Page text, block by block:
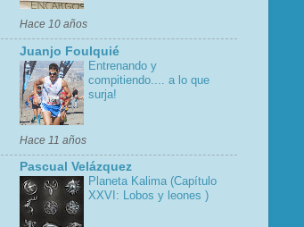
Hace 10 años
Juanjo Foulquié
Entrenando y
compitiendo.... a lo que
surja!
Hace 11 años
Pascual Velázquez
Planeta Kalima (Capítulo
XXVI: Lobos y leones )